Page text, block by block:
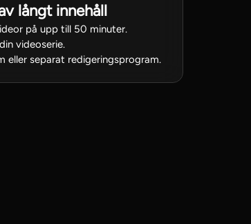
långt innehåll
på upp till 50 minuter.
videoserie.
eller separat redigeringsprogram.